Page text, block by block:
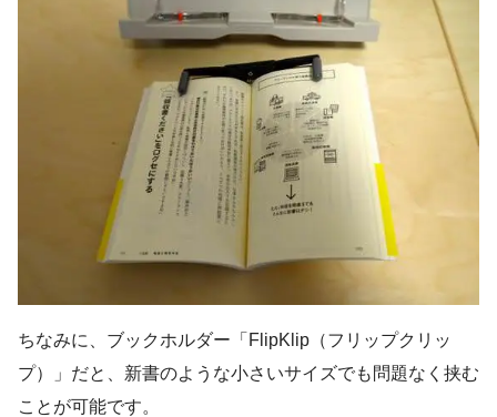
ちなみに、ブックホルダー「FlipKlip（フリップクリッ
プ）」だと、新書のような小さいサイズでも問題なく挟む
ことが可能です。